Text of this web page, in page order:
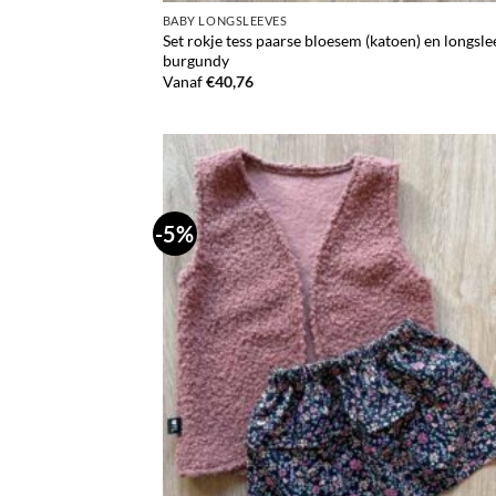
BABY LONGSLEEVES
Set rokje tess paarse bloesem (katoen) en
burgundy
Vanaf€40,76
-5%